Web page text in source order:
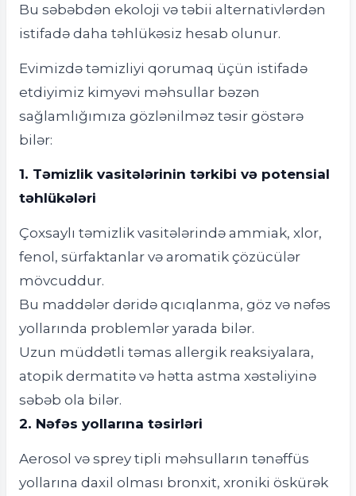
Bu səbəbdən ekoloji və təbii alternativlərdən
istifadə daha təhlükəsiz hesab olunur.
Evimizdə təmizliyi qorumaq üçün istifadə
etdiyimiz kimyəvi məhsullar bəzən
sağlamlığımıza gözlənilməz təsir göstərə
bilər:
1. Təmizlik vasitələrinin tərkibi və potensial
təhlükələri
Çoxsaylı təmizlik vasitələrində ammiak, xlor,
fenol, sürfaktanlar və aromatik çözücülər
mövcuddur.
Bu maddələr dəridə qıcıqlanma, göz və nəfəs
yollarında problemlər yarada bilər.
Uzun müddətli təmas allergik reaksiyalara,
atopik dermatitə və hətta astma xəstəliyinə
səbəb ola bilər.
2. Nəfəs yollarına təsirləri
Aerosol və sprey tipli məhsulların tənəffüs
yollarına daxil olması bronxit, xroniki öskürək